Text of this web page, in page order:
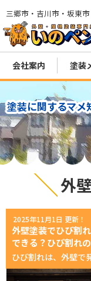
三郷市・吉川市・坂東
会社案内 塗装
塗装に関するマ
外
2025年11月1日 更新！
外壁塗装でひび割
できる？ひび割れ
放置しておく危険